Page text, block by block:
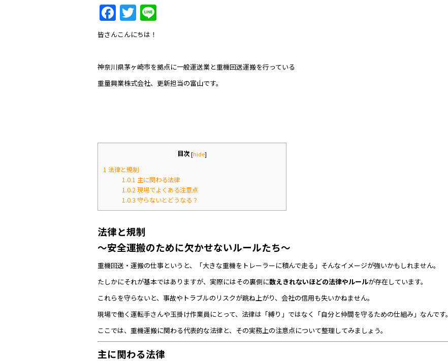
F
a
c
e
b
o
T
w
itt
er
皆さんこんにちは！
神奈川県茅ヶ崎市を拠点に一般運送業と重機回送運搬を行っている
重量興業株式会社、更新担当の富山です。
目次[hide]
1 法律と規制
1.0.1 主に関わる法律
1.0.2現場でよくある注意点
1.0.3 守らないとどうなる？
法律と規制
～安全運搬のために欠かせないルールたち～
重機回送・運搬の仕事というと、「大きな重機をトレーラーに積んで走る」そんなイメージが強いかもしれません。
たしかにそれが基本ではありますが、実際にはその裏側に数えきれないほどの法律やルールが存在しています。
これらを守らないと、事故やトラブルのリスクが跳ね上がり、会社の信用も失いかねません。
現場で働く運転手さんや玉掛け作業員にとって、法律は「縛り」ではなく「自分と仲間を守るための仕組み」なんです。
ここでは、重機運搬に関わる代表的な法律と、その実務上の注意点について整理してみましょう。
主に関わる法律